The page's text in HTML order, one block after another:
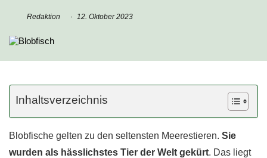
Redaktion 12. Oktober 2023
Inhaltsverzeichnis
Blobfische gelten zu den seltensten Meerestieren. Sie
wurden als hässlichstes Tier der Welt gekürt. Das liegt